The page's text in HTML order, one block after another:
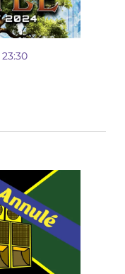
23:30